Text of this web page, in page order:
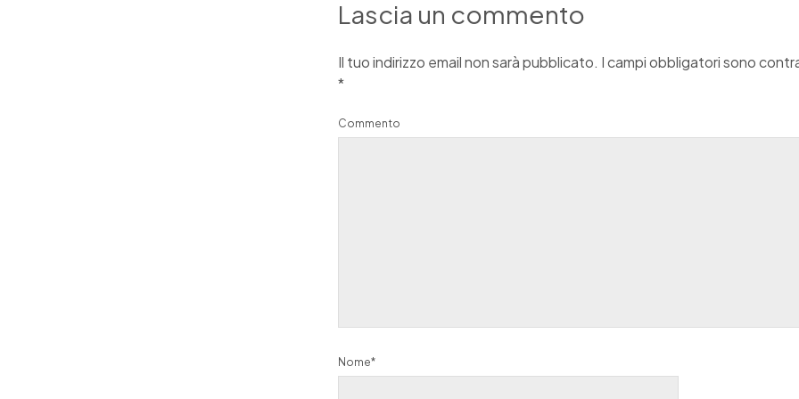
Lascia un commento
Il tuo indirizzo email non sarà pubblicato. I campi obbligatori sono
*
Commento
Nome*